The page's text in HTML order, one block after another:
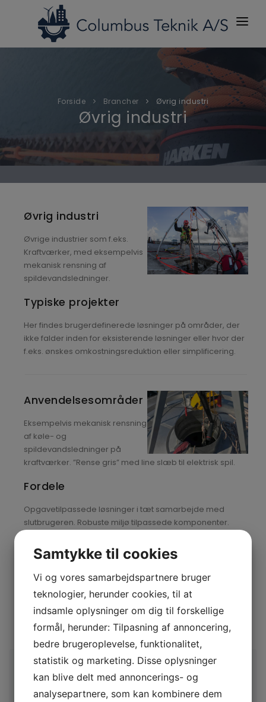
OM OS
PRODUKTER
NETVÆRK
NYHEDER
KONTAKT
Forside Brancher Øvrig industri
Øvrig industri
Øvrig industri
Øvrige industrier som f.eks.
Kraftværker, med eksempelvis
mekanisk rensning af
spildevandsledninger.
Typiske projekter
Her findes brugerdefinerede løsninger på områder, der
ikke falder inden for eksisterende løsninger eller hvor der
f.eks. ønskes omkostningsreduktion eller simplificering.
Anvendelsesområder
Eksempelvis mekanisk rensning
af køle- og
spildevandsledninger på
kraftværker. ”Rense gris” med line slæb til elektrisk spil.
Fordele
Opgavetilpassede løsninger i tæt samarbejde med
slutbrugeren. Robuste miljø tilpassede komponenter.
Produktgrupper
Alle skinnesystemer.
POWERSeat i alle typer.
Spil og blokke.
BRANCHER
Bygge og anlæg
Samtykke til cookies
Vi og vores samarbejdspartnere bruger
teknologier, herunder cookies, til at
indsamle oplysninger om dig til forskellige
formål, herunder: Tilpasning af annoncering,
bedre brugeroplevelse, funktionalitet,
statistik og marketing. Disse oplysninger
kan blive delt med annoncerings- og
analysepartnere, som kan kombinere dem